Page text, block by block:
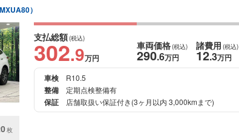
）
枚
支払総額(税込)
302.9万円
車両価格(税込)
290.6万円
諸費用 (税込)
12.3万円
車検
R10.5
整備 定期点検整備有
保証 店舗取扱い保証付き(3ヶ月以内 3,000kmまで)